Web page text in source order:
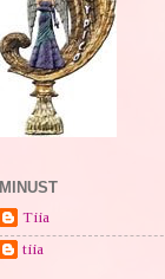
MINUST
Tiia
tiia